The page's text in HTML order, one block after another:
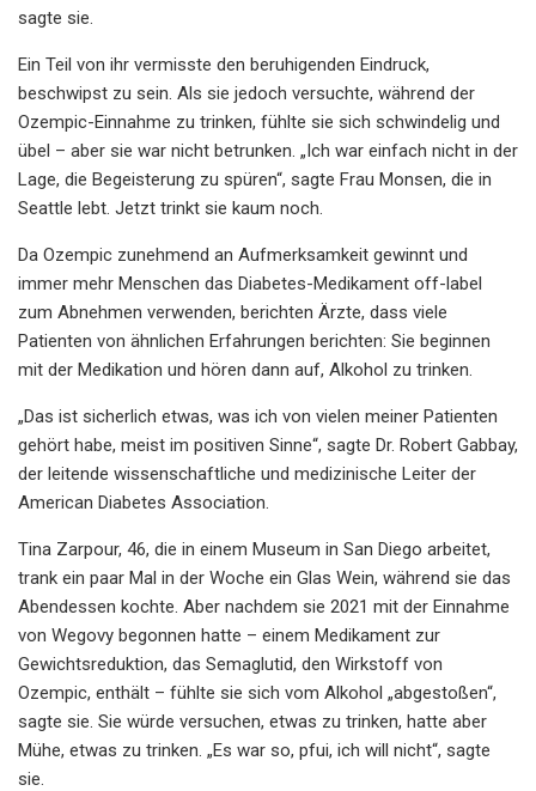
sagte sie.
Ein Teil von ihr vermisste den beruhigenden Eindruck,
beschwipst zu sein. Als sie jedoch versuchte, während der
Ozempic-Einnahme zu trinken, fühlte sie sich schwindelig und
übel – aber sie war nicht betrunken. „Ich war einfach nicht in der
Lage, die Begeisterung zu spüren“, sagte Frau Monsen, die in
Seattle lebt. Jetzt trinkt sie kaum noch.
Da Ozempic zunehmend an Aufmerksamkeit gewinnt und
immer mehr Menschen das Diabetes-Medikament off-label
zum Abnehmen verwenden, berichten Ärzte, dass viele
Patienten von ähnlichen Erfahrungen berichten: Sie beginnen
mit der Medikation und hören dann auf, Alkohol zu trinken.
„Das ist sicherlich etwas, was ich von vielen meiner Patienten
gehört habe, meist im positiven Sinne“, sagte Dr. Robert Gabbay,
der leitende wissenschaftliche und medizinische Leiter der
American Diabetes Association.
Tina Zarpour, 46, die in einem Museum in San Diego arbeitet,
trank ein paar Mal in der Woche ein Glas Wein, während sie das
Abendessen kochte. Aber nachdem sie 2021 mit der Einnahme
von Wegovy begonnen hatte – einem Medikament zur
Gewichtsreduktion, das Semaglutid, den Wirkstoff von
Ozempic, enthält – fühlte sie sich vom Alkohol „abgestoßen“,
sagte sie. Sie würde versuchen, etwas zu trinken, hatte aber
Mühe, etwas zu trinken. „Es war so, pfui, ich will nicht“, sagte
sie.